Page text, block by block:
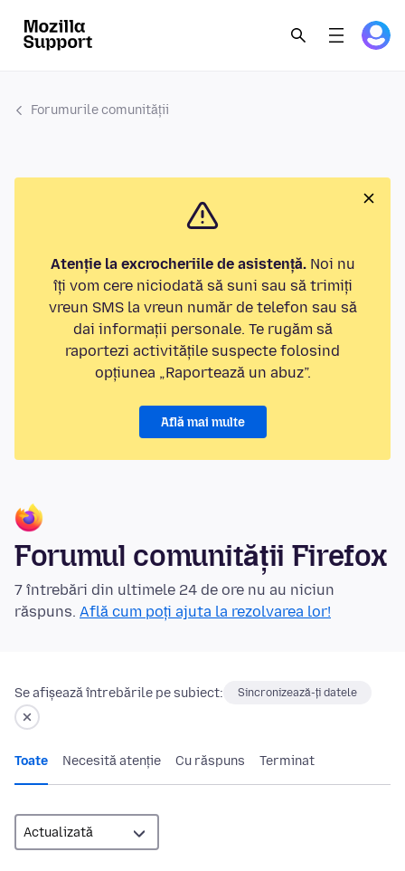
Forumurile comunității
Atenție la excrocheriile de asistență.Noi nu
îți vom cere niciodată să suni sau să trimiți
vreun SMS la vreun număr de telefon sau să
dai informații personale. Te rugăm să
raportezi activitățile suspecte folosind
opțiunea „Raportează un abuz”.
Află mai multe
Forumul comunității Firefox
7 întrebări din ultimele 24 de ore nu au niciun
răspuns. Află cum poți ajuta la rezolvarea lor!
Se afișează întrebările pe subiect: Sincronizează-ți datele
Toate Necesită atenție Cu răspuns Terminat